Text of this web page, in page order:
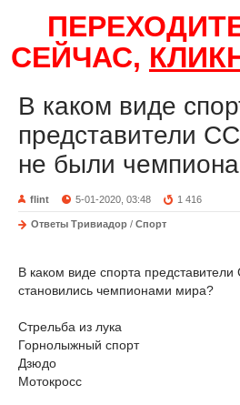
СЕЙЧАС,
В каком виде
представители
не были
flint 5-01-2020, 03:48 1 416
Ответы Тривиадор / Спорт
В каком виде спорта
становились чемпионами мира?
Стрельба из лука
Горнолыжный спорт
Дзюдо
Мотокросс